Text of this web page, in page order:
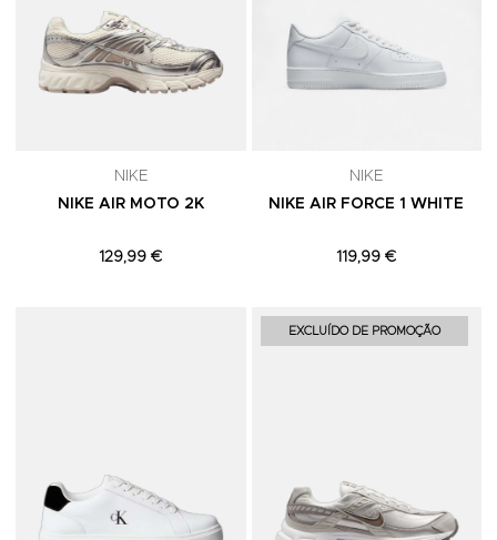
NIKE
NIKE AIR MOTO 2K
129,99 €
NIKE
NIKE AIR FORCE 1 WHITE
119,99 €
Adicionar aos Favoritos
EXCLUÍDO DE PROMOÇÃO